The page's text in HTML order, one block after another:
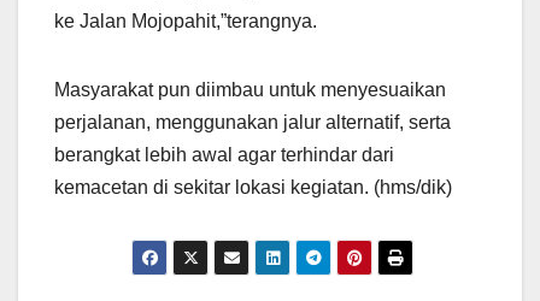
ke Jalan Mojopahit,”terangnya.
Masyarakat pun diimbau untuk menyesuaikan
perjalanan, menggunakan jalur alternatif, serta
berangkat lebih awal agar terhindar dari
kemacetan di sekitar lokasi kegiatan. (hms/dik)